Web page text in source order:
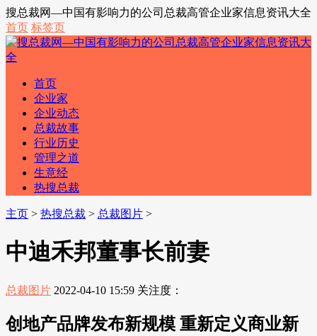
搜总裁网—中国有影响力的公司总裁高管企业家信息资讯大全
首页 标签页
首页
企业家
企业动态
总裁故事
行业历史
管理之道
生意经
热搜总裁
主页 > 热搜总裁 > 总裁图片 >
中迪禾邦董事长前妻
总裁图片 2022-04-10 15:59 关注度：
创地产品牌发布新规模 重新定义商业新